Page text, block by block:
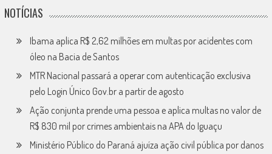
NOTÍCIAS
Ibama aplica R$ 2,62 milhões em multas por acidentes com
óleo na Bacia de Santos
MTR Nacional passará a operar com autenticação exclusiva
pelo Login Único Gov.br a partir de agosto
Ação conjunta prende uma pessoa e aplica multas no valor de
R$ 830 mil por crimes ambientais na APA do Iguaçu
Ministério Público do Paraná ajuíza ação civil pública por danos